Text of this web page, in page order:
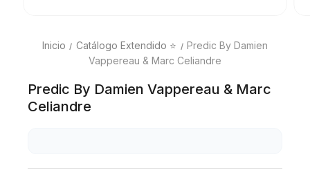
Inicio Catálogo Extendido ⭐
Predic By Damien
Vappereau & Marc Celiandre
Predic By Damien Vappereau & Marc
Celiandre